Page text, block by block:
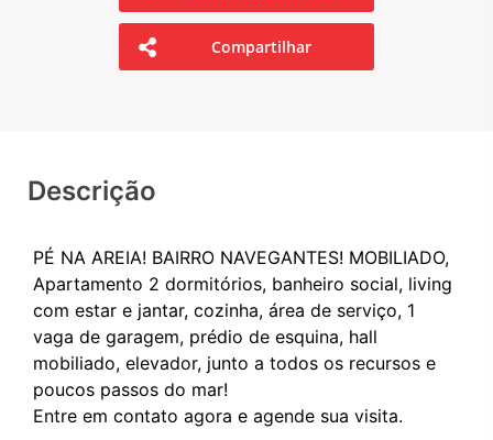
Compartilhar
Descrição
PÉ NA AREIA! BAIRRO NAVEGANTES! MOBILIADO,
Apartamento 2 dormitórios, banheiro social, living
com estar e jantar, cozinha, área de serviço, 1
vaga de garagem, prédio de esquina, hall
mobiliado, elevador, junto a todos os recursos e
poucos passos do mar!